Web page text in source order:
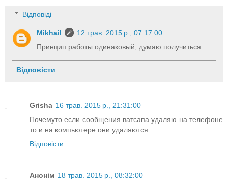
Відповіді
Mikhail
12 трав. 2015 р., 07:17:00
Принцип работы одинаковый, думаю получиться.
Відповісти
Grisha 16 трав. 2015 р., 21:31:00
Почемуто если сообщения ватсапа удаляю на телефоне
то и на компьютере они удаляются
Відповісти
Анонім 18 трав. 2015 р., 08:32:00